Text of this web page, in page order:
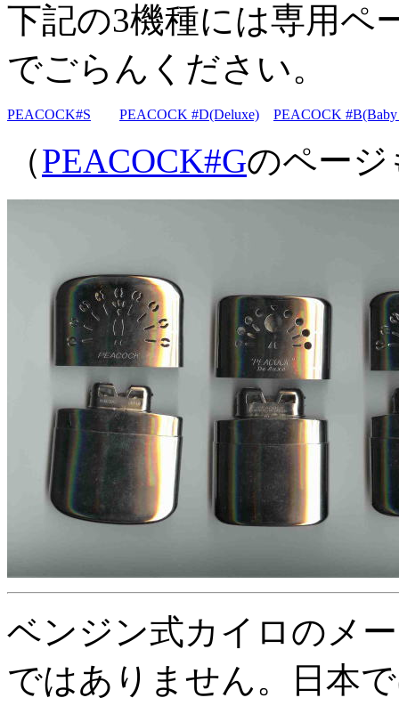
下記の3機種には専用ペ
でごらんください。
PEACOCK#S PEACOCK #D(Deluxe) PEACOCK #B(Baby
（PEACOCK#Gのペー
ベンジン式カイロのメ
ではありません。日本